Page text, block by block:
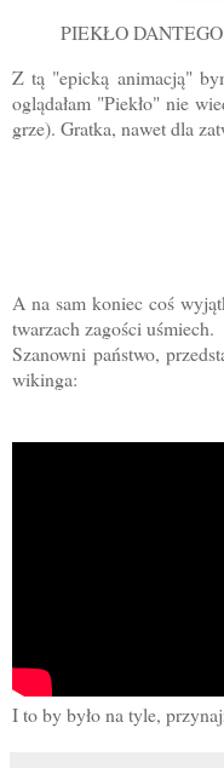
PIEKŁO
Z tą "epicką animacją"
oglądałam "Piekło" nie
grze). Gratka, nawet dla
A na sam koniec coś
twarzach zagości uśmiech.
Szanowni państwo,
wikinga:
I to by było na tyle,